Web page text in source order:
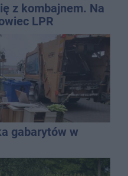
z kombajnem. Na
LPR
gabarytów w